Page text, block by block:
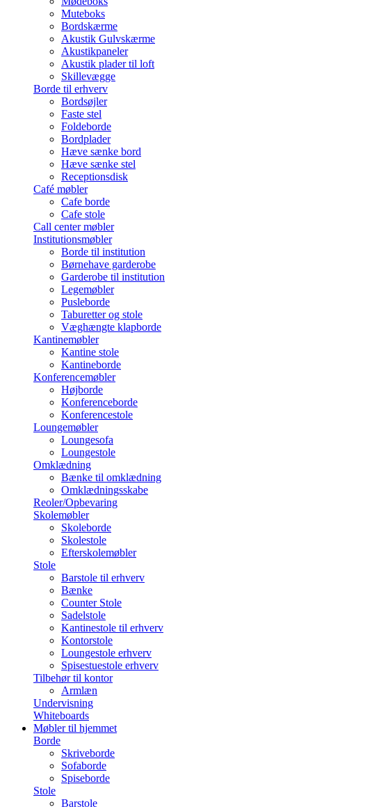
Muteboks
Bordskærme
Akustik Gulvskærme
Akustikpaneler
Akustik plader til loft
Skillevægge
Borde til erhverv
Bordsøjler
Faste stel
Foldeborde
Bordplader
Hæve sænke bord
Hæve sænke stel
Receptionsdisk
Café møbler
Cafe borde
Cafe stole
Call center møbler
Institutionsmøbler
Borde til institution
Børnehave garderobe
Garderobe til institution
Legemøbler
Pusleborde
Taburetter og stole
Væghængte klapborde
Kantinemøbler
Kantine stole
Kantineborde
Konferencemøbler
Højborde
Konferenceborde
Konferencestole
Loungemøbler
Loungesofa
Loungestole
Omklædning
Bænke til omklædning
Omklædningsskabe
Reoler/Opbevaring
Skolemøbler
Skoleborde
Skolestole
Efterskolemøbler
Stole
Barstole til erhverv
Bænke
Counter Stole
Sadelstole
Kantinestole til erhverv
Kontorstole
Loungestole erhverv
Spisestuestole erhverv
Tilbehør til kontor
Armlæn
Undervisning
Whiteboards
Møbler til hjemmet
Borde
Skriveborde
Sofaborde
Spiseborde
Stole
Barstole